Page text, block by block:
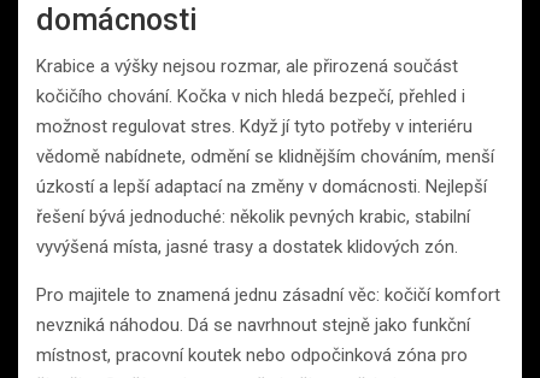
domácnosti
Krabice a výšky nejsou rozmar, ale přirozená součást
kočičího chování. Kočka v nich hledá bezpečí, přehled i
možnost regulovat stres. Když jí tyto potřeby v interiéru
vědomě nabídnete, odmění se klidnějším chováním, menší
úzkostí a lepší adaptací na změny v domácnosti. Nejlepší
řešení bývá jednoduché: několik pevných krabic, stabilní
vyvýšená místa, jasné trasy a dostatek klidových zón.
Pro majitele to znamená jednu zásadní věc: kočičí komfort
nevzniká náhodou. Dá se navrhnout stejně jako funkční
místnost, pracovní koutek nebo odpočinková zóna pro